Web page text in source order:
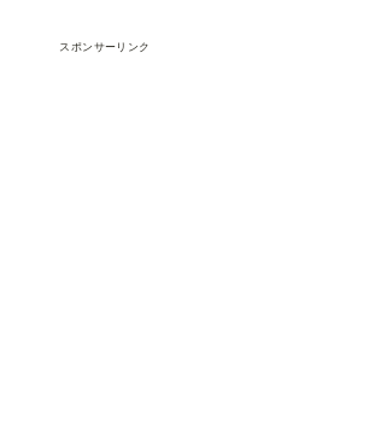
スポンサーリンク